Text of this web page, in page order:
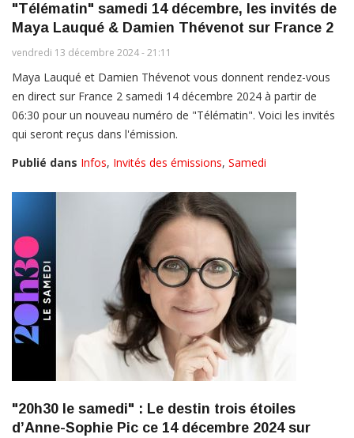
"Télématin" samedi 14 décembre, les invités de
Maya Lauqué & Damien Thévenot sur France 2
vendredi 13 décembre 2024 - 21:11
Maya Lauqué et Damien Thévenot vous donnent rendez-vous
en direct sur France 2 samedi 14 décembre 2024 à partir de
06:30 pour un nouveau numéro de "Télématin". Voici les invités
qui seront reçus dans l'émission.
Publié dans Infos, Invités des émissions, Samedi
"20h30 le samedi" : Le destin trois étoiles
d’Anne-Sophie Pic ce 14 décembre 2024 sur